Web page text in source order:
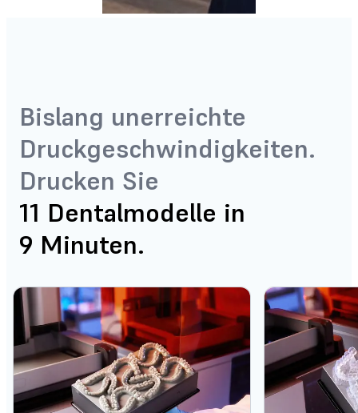
Bislang unerreichte
Druckgeschwindigkeiten.
Drucken Sie
11 Dentalmodelle in
9 Minuten.